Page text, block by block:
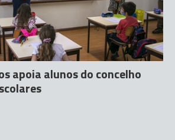
apoia alunos do concelho